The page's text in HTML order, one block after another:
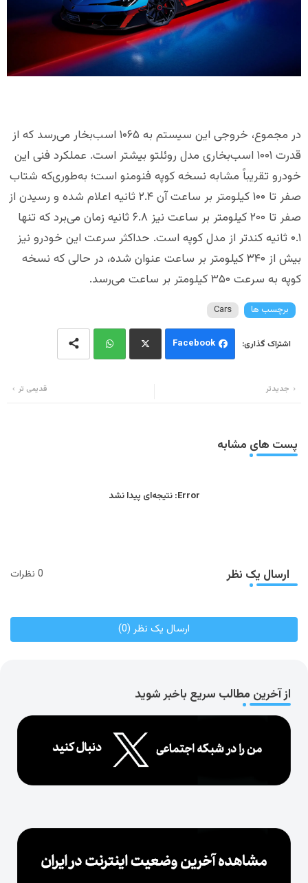
در مجموع، خروجی این سیستم به ۱۰۶۵ اسب‌بخار می‌رسد که از
قدرت ۱۰۰۱ اسب‌بخاری مدل روئلتو بیشتر است. عملکرد فنی این
خودرو تقریباً مشابه نسخه کوپه فنومنو است؛ به‌طوری‌که شتاب
صفر تا ۱۰۰ کیلومتر بر ساعت آن ۲.۴ ثانیه اعلام شده و رسیدن از
صفر تا ۲۰۰ کیلومتر بر ساعت نیز ۶.۸ ثانیه زمان می‌برد که تنها
۰.۱ ثانیه کندتر از مدل کوپه است. حداکثر سرعت این خودرو نیز
بیش از ۳۴۰ کیلومتر بر ساعت عنوان شده، در حالی که نسخه
کوپه به سرعت ۳۵۰ کیلومتر بر ساعت می‌رسد.
برچسب ها Cars
Facebook
جدیدتر قدیمی تر
پست های مشابه
Error: نتیجه‌ای پیدا نشد
ارسال یک نظر 0 نظرات
ارسال یک نظر (0)
از آخرین مطالب سریع باخبر شوید